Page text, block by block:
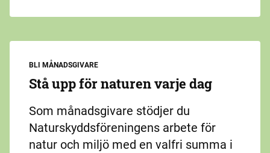
BLI MÅNADSGIVARE
Stå upp för naturen varje dag
Som månadsgivare stödjer du
Naturskyddsföreningens arbete för
natur och miljö med en valfri summa i